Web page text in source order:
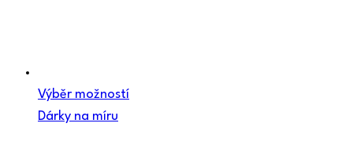
Výběr možností
Dárky na míru